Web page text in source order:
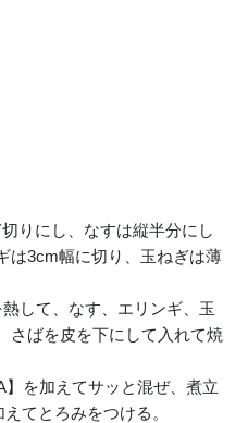
りにし、なすは縦半分にし
は3cm幅に切り、玉ねぎは薄
して、なす、エリンギ、玉
さばを皮を下にして入れて焼
】を加えてサッと混ぜ、煮立
てとろみをつける。